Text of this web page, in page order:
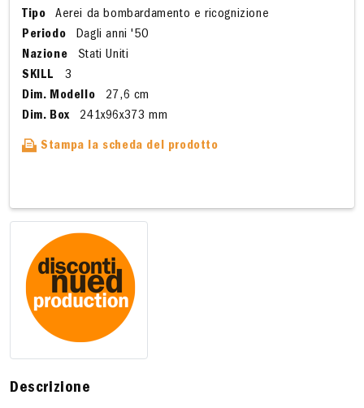
Tipo
Aerei da bombardamento e ricognizione
Periodo
Dagli anni '50
Nazione
Stati Uniti
SKILL
3
Dim. Modello
27,6 cm
Dim. Box
241x96x373 mm
Stampa la scheda del prodotto
Descrizione